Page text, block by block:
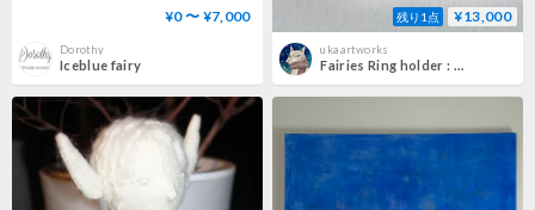
¥0 〜 ¥7,000
Dorothy
Iceblue fairy
残り1点 ¥13,000
uka artworks
Fairies Ring holder : こびとのおひなさま リングホルダー